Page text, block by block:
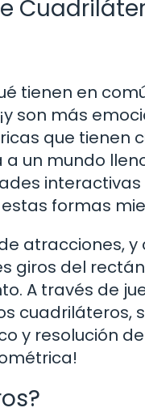
tienen en
son más
que tienen
un mundo
formas
atracciones,
giros del
A través de
cuadriláteros,
y resolución